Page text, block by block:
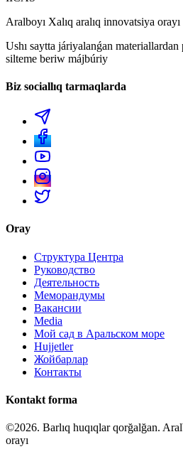
Aralboyı Xalıq aralıq innovatsiya orayı
Ushı saytta járiyalanǵan materiallardan
silteme beriw májbúriy
Biz sociallıq tarmaqlarda
Oray
Структура Центра
Руководство
Деятельность
Меморандумы
Вакансии
Media
Мой сад в Аральском море
Hujjetler
Жойбарлар
Контакты
Kontakt forma
©2026. Barlıq huqıqlar qorğalğan.
orayı